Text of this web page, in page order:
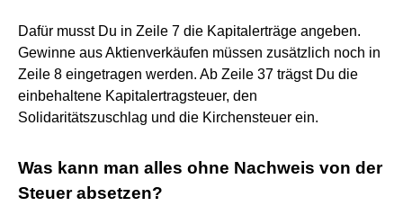
Dafür musst Du in Zeile 7 die Kapitalerträge angeben.
Gewinne aus Aktienverkäufen müssen zusätzlich noch in
Zeile 8 eingetragen werden. Ab Zeile 37 trägst Du die
einbehaltene Kapitalertragsteuer, den
Solidaritätszuschlag und die Kirchensteuer ein.
Was kann man alles ohne Nachweis von der
Steuer absetzen?